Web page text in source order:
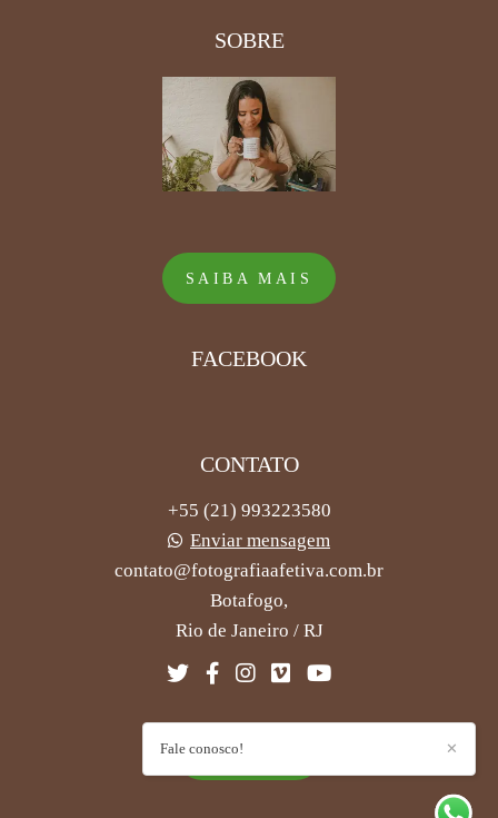
SOBRE
SAIBA MAIS
FACEBOOK
CONTATO
+55 (21) 993223580
Enviar mensagem
contato@fotografiaafetiva.com.br
Botafogo,
Rio de Janeiro / RJ
CONTATO ✕
Fale conosco!